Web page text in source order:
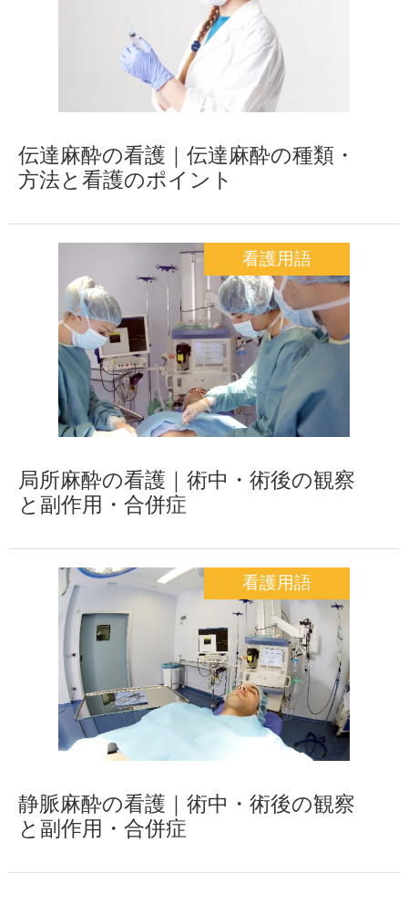
伝達麻酔の看護｜伝達麻酔の種類・
方法と看護のポイント
看護用語
局所麻酔の看護｜術中・術後の観察
と副作用・合併症
看護用語
静脈麻酔の看護｜術中・術後の観察
と副作用・合併症